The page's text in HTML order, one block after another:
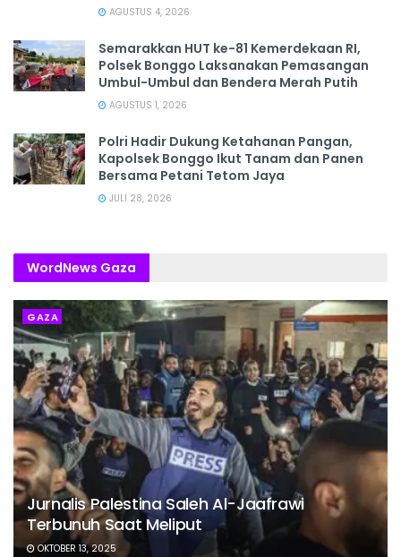
AGUSTUS 4, 2026
Semarakkan HUT ke-81 Kemerdekaan RI,
Polsek Bonggo Laksanakan Pemasangan
Umbul-Umbul dan Bendera Merah Putih
AGUSTUS 1, 2026
Polri Hadir Dukung Ketahanan Pangan,
Kapolsek Bonggo Ikut Tanam dan Panen
Bersama Petani Tetom Jaya
JULI 28, 2026
WordNews Gaza
GAZA
Jurnalis Palestina Saleh Al-Jaafrawi
Terbunuh Saat Meliput
OKTOBER 13, 2025